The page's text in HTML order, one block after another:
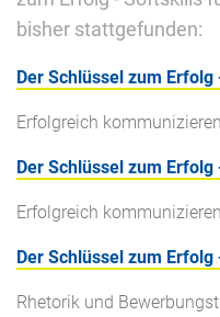
bisher stattgefunden:
Der Schlüssel zum
Erfolgreich kommunizieren
Der Schlüssel zum
Erfolgreich kommunizieren
Der Schlüssel zum
Rhetorik und